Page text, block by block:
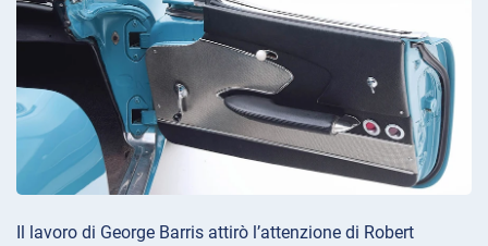
Il lavoro di George Barris attirò l’attenzione di Robert